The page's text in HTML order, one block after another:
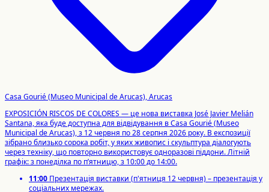
Casa Gourié (Museo Municipal de Arucas), Arucas
EXPOSICIÓN RISCOS DE COLORES — це нова виставка José Javier Melián
Santana, яка буде доступна для відвідування в Casa Gourié (Museo
Municipal de Arucas), з 12 червня по 28 серпня 2026 року. В експозиції
зібрано близько сорока робіт, у яких живопис і скульптура діалогують
через техніку, що повторно використовує одноразові піддони. Літній
графік: з понеділка по п’ятницю, з 10:00 до 14:00.
11:00 Презентація виставки (п'ятниця 12 червня) – презентація у
соціальних мережах.